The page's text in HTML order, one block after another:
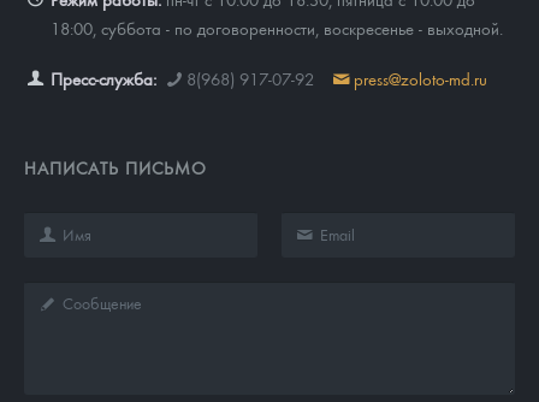
18:00, суббота - по договоренности, воскресенье - выходной.
Пресс-служба: 8(968) 917-07-92 press@zoloto-md.ru
НАПИСАТЬ ПИСЬМО